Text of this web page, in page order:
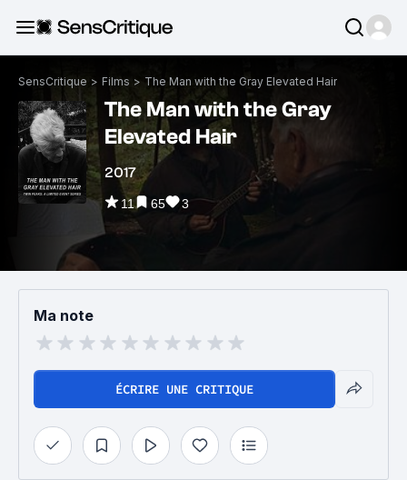
SensCritique > Films > The Man with the Gray Elevated Hair
The Man with the Gray
Elevated Hair
2017
11 65 3
Ma note
ÉCRIRE UNE CRITIQUE